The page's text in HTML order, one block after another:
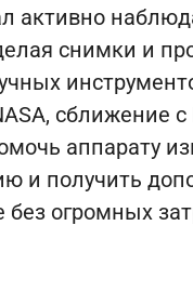
активно
снимки и
сближение
аппарату
и получить
без огромных